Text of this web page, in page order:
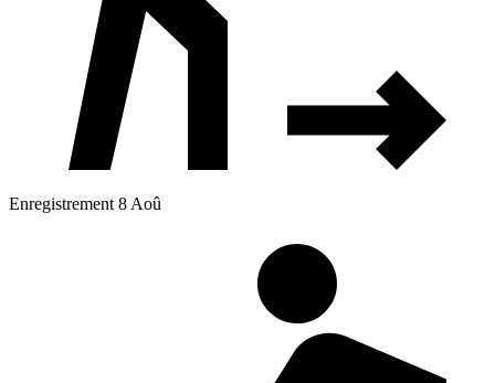
Enregistrement 8 Aoû